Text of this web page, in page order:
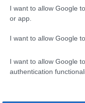
I want to allow Google
or app.
I want to allow Google
I want to allow Google
authentication